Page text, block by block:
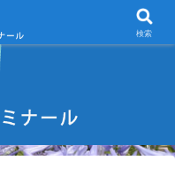
学受験 進学塾 試験対策
検索